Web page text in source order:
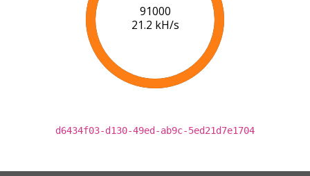
91000
21.2 kH/s
d6434f03-d130-49ed-ab9c-5ed21d7e1704